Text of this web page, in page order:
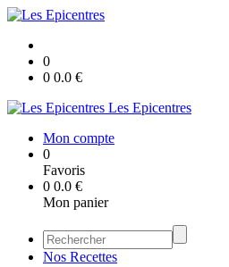
0
0 0.0 €
Les Epicentres
Mon compte
0
Favoris
0 0.0 €
Mon panier
Nos Recettes